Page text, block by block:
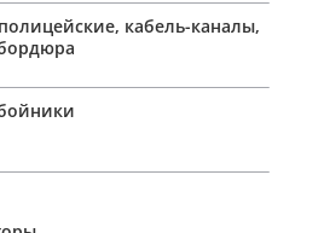
кабель-каналы,